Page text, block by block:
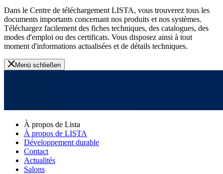
Dans le Centre de téléchargement LISTA, vous trouverez tous les
documents importants concernant nos produits et nos systèmes.
Téléchargez facilement des fiches techniques, des catalogues, des
modes d'emploi ou des certificats. Vous disposez ainsi à tout
moment d'informations actualisées et de détails techniques.
Menü schließen
À propos de Lista
À propos de LISTA
Développement durable
Contact
Actualités
Salons